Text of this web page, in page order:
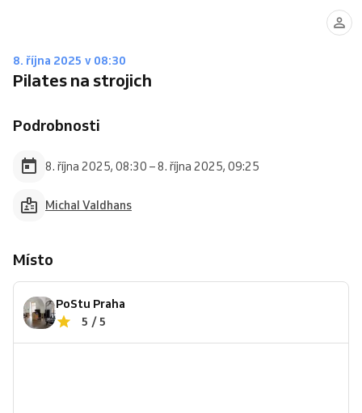
8. října 2025 v 08:30
Pilates na strojich
Podrobnosti
8. října 2025, 08:30 – 8. října 2025, 09:25
Michal Valdhans
Místo
PoStu Praha
5 / 5